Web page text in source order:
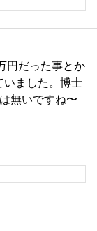
円だった事とか
いました。博士
無いですね〜